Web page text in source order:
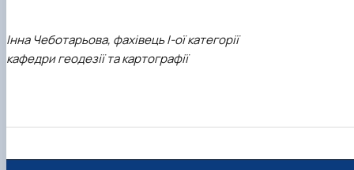
Інна Чеботарьова, фахівець І-ої категорії
кафедри геодезії та картографії